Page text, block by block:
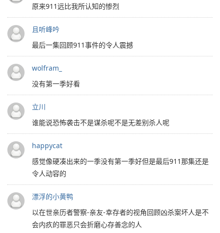
原来911远比我所认知的惨烈
且听峰吟
最后一集回顾911事件的令人震撼
wolfram_
没有第一季好看
立川
谁能说恐怖袭击不是谋杀呢不是无差别杀人呢
happycat
感觉像硬凑出来的一季没有第一季好但是最后911那集还是
令人动容的
漂浮的小黄鸭
以在世亲历者警察-亲友-幸存者的视角回顾凶杀案坏人是不
会内疚的罪恶只会折磨心存善念的人